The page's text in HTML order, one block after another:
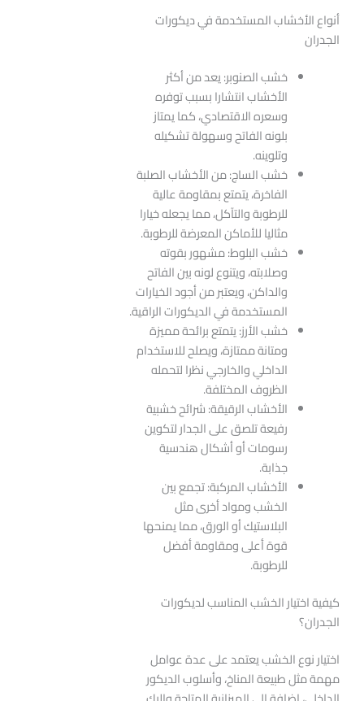
أنواع الأخشاب المستخدمة في ديكورات
الجدران
خشب الصنوبر: يعد من أكثر
الأخشاب انتشارا بسبب توفره
وسعره الاقتصادي، كما يمتاز
بلونه الفاتح وسهولة تشكيله
وتلوينه.
خشب الساج: من الأخشاب الصلبة
الفاخرة، يتمتع بمقاومة عالية
للرطوبة والتآكل، مما يجعله خيارا
مثاليا للأماكن المعرضة للرطوبة.
خشب البلوط: مشهور بقوته
وصلابته، ويتنوع لونه بين الفاتح
والداكن، ويعتبر من أجود الخيارات
المستخدمة في الديكورات الراقية.
خشب الأرز: يتمتع برائحة مميزة
ومتانة ممتازة، ويصلح للاستخدام
الداخلي والخارجي نظرا لتحمله
الظروف المختلفة.
الأخشاب الرقيقة: شرائح خشبية
رفيعة تلصق على الجدار لتكوين
رسومات أو أشكال هندسية
جذابة.
الأخشاب المركبة: تجمع بين
الخشب ومواد أخرى مثل
البلاستيك أو الورق، مما يمنحها
قوة أعلى ومقاومة أفضل
للرطوبة.
كيفية اختيار الخشب المناسب لديكورات
الجدران؟
اختيار نوع الخشب يعتمد على عدة عوامل
مهمة مثل طبيعة المناخ، وأسلوب الديكور